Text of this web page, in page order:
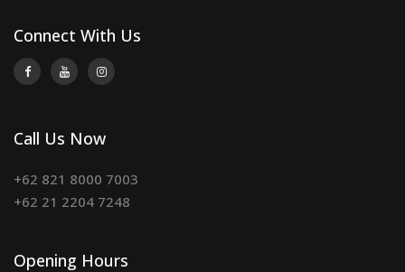
Connect With Us
Call Us Now
+62 821 8000 7003
+62 21 2204 7248
Opening Hours